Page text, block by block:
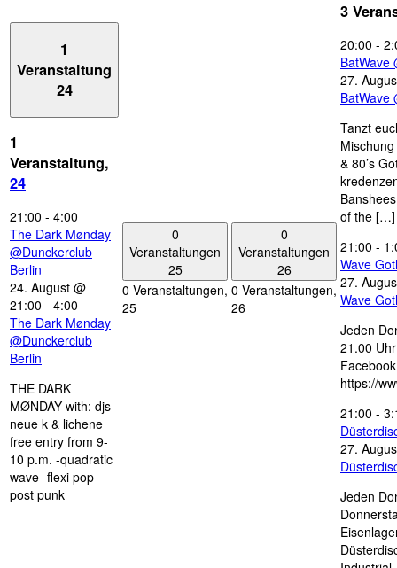
1
Veranstaltung
24
1
Veranstaltung,
24
21:00 - 4:00
The Dark Mønday
@Dunckerclub
Berlin
24. August @
21:00 - 4:00
The Dark Mønday
@Dunckerclub
Berlin
THE DARK
MØNDAY with: djs
neue k & lichene
free entry from 9-
10 p.m. -quadratic
wave- flexi pop
post punk
0
Veranstaltungen
25
0 Veranstaltungen,
25
0
Veranstaltungen
26
0 Veranstaltungen,
26
3
20:00 -
BatWave
27.
BatWave
Tanzt
& 80’s
of the […]
21:00 -
Wave
27.
Wave
Jeden
21.00
https://
21:00 -
27.
Jeden